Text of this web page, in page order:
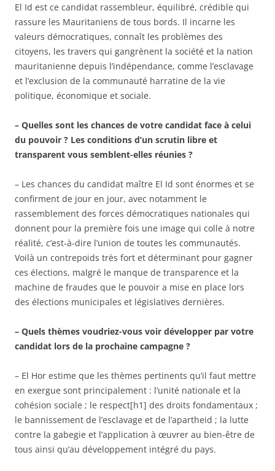
El Id est ce candidat rassembleur, équilibré, crédible qui
rassure les Mauritaniens de tous bords. Il incarne les
valeurs démocratiques, connaît les problèmes des
citoyens, les travers qui gangrènent la société et la nation
mauritanienne depuis l’indépendance, comme l’esclavage
et l’exclusion de la communauté harratine de la vie
politique, économique et sociale.
– Quelles sont les chances de votre candidat face à celui
du pouvoir ? Les conditions d’un scrutin libre et
transparent vous semblent-elles réunies ?
– Les chances du candidat maître El Id sont énormes et se
confirment de jour en jour, avec notamment le
rassemblement des forces démocratiques nationales qui
donnent pour la première fois une image qui colle à notre
réalité, c’est-à-dire l’union de toutes les communautés.
Voilà un contrepoids très fort et déterminant pour gagner
ces élections, malgré le manque de transparence et la
machine de fraudes que le pouvoir a mise en place lors
des élections municipales et législatives dernières.
– Quels thèmes voudriez-vous voir développer par votre
candidat lors de la prochaine campagne ?
– El Hor estime que les thèmes pertinents qu’il faut mettre
en exergue sont principalement : l’unité nationale et la
cohésion sociale ; le respect[h1] des droits fondamentaux ;
le bannissement de l’esclavage et de l’apartheid ; la lutte
contre la gabegie et l’application à œuvrer au bien-être de
tous ainsi qu’au développement intégré du pays.